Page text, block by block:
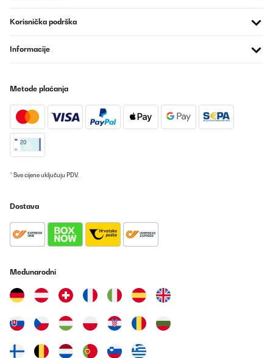
Korisnička podrška
Informacije
Metode plaćanja
* Sve cijene uključuju PDV.
Dostava
Međunarodni